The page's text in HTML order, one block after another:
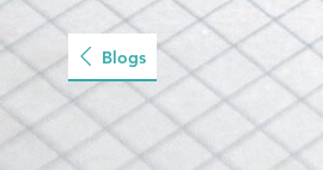
Blogs